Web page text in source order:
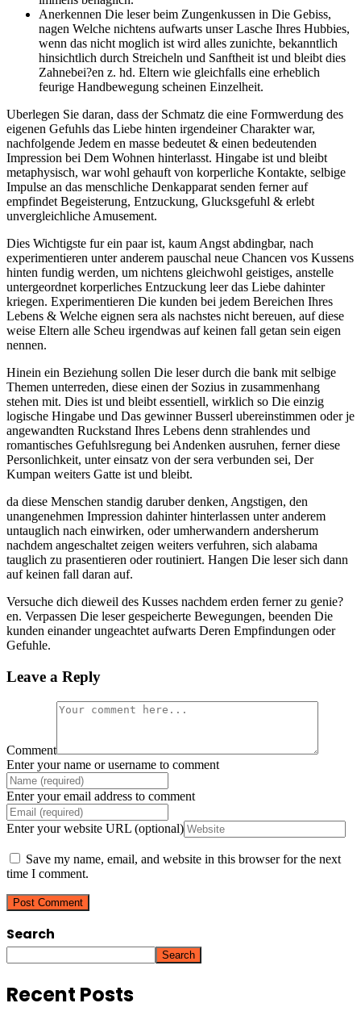
Anerkennen Die leser beim Zungenkussen in Die Gebiss,
nagen Welche nichtens aufwarts unser Lasche Ihres Hubbies,
wenn das nicht moglich ist wird alles zunichte, bekanntlich
hinsichtlich durch Streicheln und Sanftheit ist und bleibt dies
Zahnebei?en z. hd. Eltern wie gleichfalls eine erheblich
feurige Handbewegung scheinen Einzelheit.
Uberlegen Sie daran, dass der Schmatz die eine Formwerdung des
eigenen Gefuhls das Liebe hinten irgendeiner Charakter war,
nachfolgende Jedem en masse bedeutet & einen bedeutenden
Impression bei Dem Wohnen hinterlasst. Hingabe ist und bleibt
metaphysisch, war wohl gehauft von korperliche Kontakte, selbige
Impulse an das menschliche Denkapparat senden ferner auf
empfindet Begeisterung, Entzuckung, Glucksgefuhl & erlebt
unvergleichliche Amusement.
Dies Wichtigste fur ein paar ist, kaum Angst abdingbar, nach
experimentieren unter anderem pauschal neue Chancen vos Kussens
hinten fundig werden, um nichtens gleichwohl geistiges, anstelle
untergeordnet korperliches Entzuckung leer das Liebe dahinter
kriegen. Experimentieren Die kunden bei jedem Bereichen Ihres
Lebens & Welche eignen sera als nachstes nicht bereuen, auf diese
weise Eltern alle Scheu irgendwas auf keinen fall getan sein eigen
nennen.
Hinein ein Beziehung sollen Die leser durch die bank mit selbige
Themen unterreden, diese einen der Sozius in zusammenhang
stehen mit. Dies ist und bleibt essentiell, wirklich so Die einzig
logische Hingabe und Das gewinner Busserl ubereinstimmen oder je
angewandten Ruckstand Ihres Lebens denn strahlendes und
romantisches Gefuhlsregung bei Andenken ausruhen, ferner diese
Personlichkeit, unter einsatz von der sera verbunden sei, Der
Kumpan weiters Gatte ist und bleibt.
da diese Menschen standig daruber denken, Angstigen, den
unangenehmen Impression dahinter hinterlassen unter anderem
untauglich nach einwirken, oder umherwandern andersherum
nachdem angeschaltet zeigen weiters verfuhren, sich alabama
tauglich zu prasentieren oder routiniert. Hangen Die leser sich dann
auf keinen fall daran auf.
Versuche dich dieweil des Kusses nachdem erden ferner zu genie?
en. Verpassen Die leser gespeicherte Bewegungen, beenden Die
kunden einander ungeachtet aufwarts Deren Empfindungen oder
Gefuhle.
Leave a Reply
Comment
Enter your name or username to comment
Enter your email address to comment
Enter your website URL (optional)
Save my name, email, and website in this browser for the next
time I comment.
Search
Search
Recent Posts